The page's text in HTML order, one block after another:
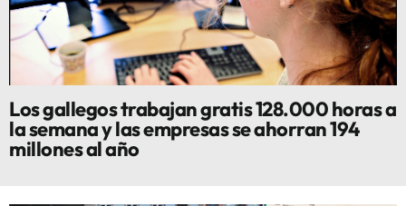
Los gallegos trabajan gratis 128.000 horas a
la semana y las empresas se ahorran 194
millones al año